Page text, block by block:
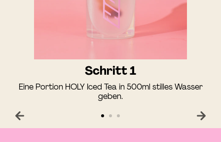
Schritt 1
Eine Portion HOLY Iced Tea in 500ml stilles Wasser
geben.